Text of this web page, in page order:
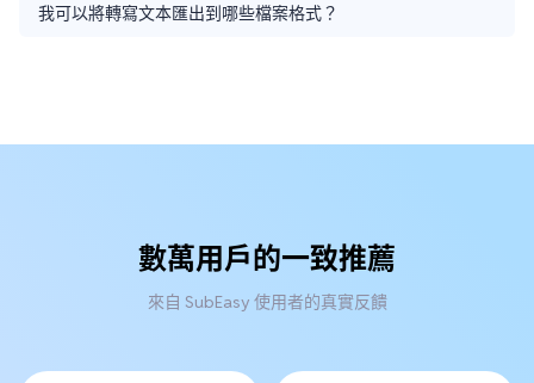
我可以將轉寫文本匯出到哪些檔案格式？
數萬用戶的一致推薦
來自 SubEasy 使用者的真實反饋